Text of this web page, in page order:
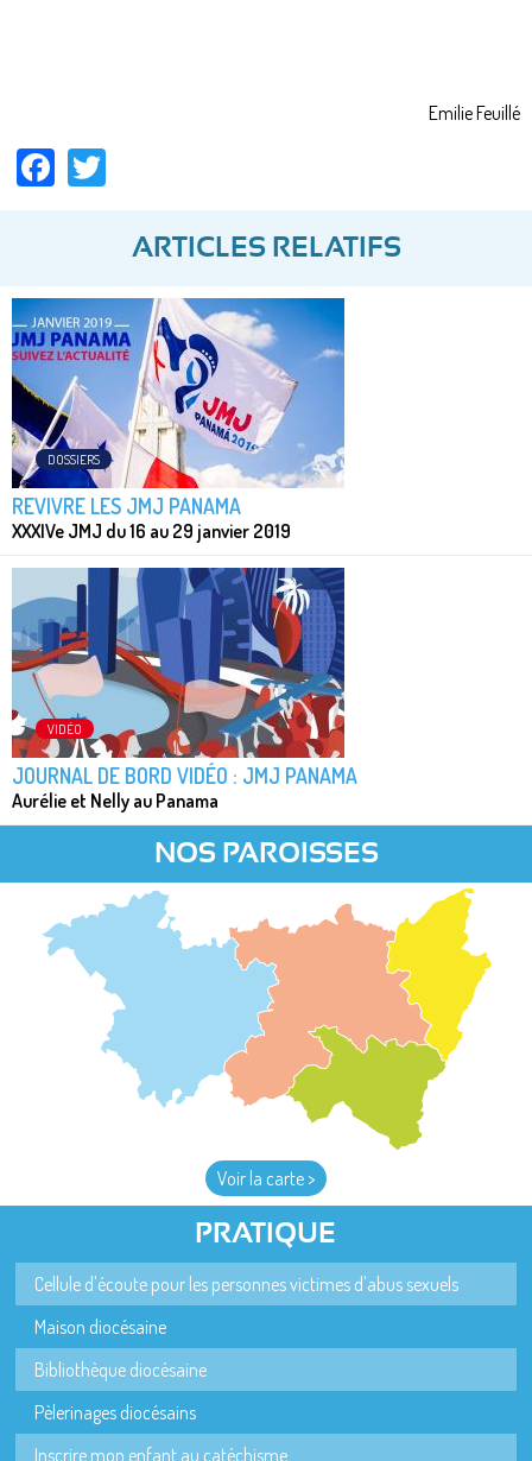
Emilie Feuillé
Facebook
ARTICLES RELATIFS
DOSSIERS
REVIVRE LES JMJ PANAMA
XXXIVe JMJ du 16 au 29 janvier 2019
VIDÉO
JOURNAL DE BORD VIDÉO : JMJ PANAMA
Aurélie et Nelly au Panama
NOS PAROISSES
Voir la carte >
PRATIQUE
Cellule d'écoute pour les personnes victimes d'abus sexuels
Maison diocésaine
Bibliothèque diocésaine
Pèlerinages diocésains
Inscrire mon enfant au catéchisme